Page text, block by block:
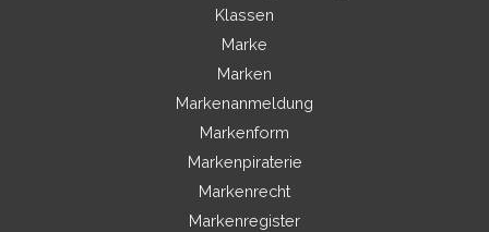
Klassen
Marke
Marken
Markenanmeldung
Markenform
Markenpiraterie
Markenrecht
Markenregister